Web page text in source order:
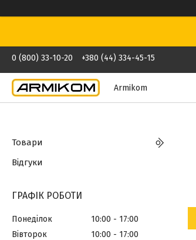
0 (800) 33-10-20 +380 (44) 334-45-15
Armikom
Товари
Відгуки
ГРАФІК РОБОТИ
Понеділок 10:00
17:00
Вівторок
10:00
17:00